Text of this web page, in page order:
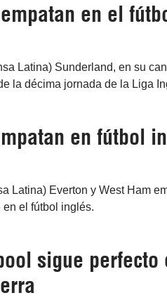
en el
Latina) Sunderland, en su
la décima jornada de la Liga
en fútbol
Latina) Everton y West Ham
el fútbol inglés.
sigue perfecto